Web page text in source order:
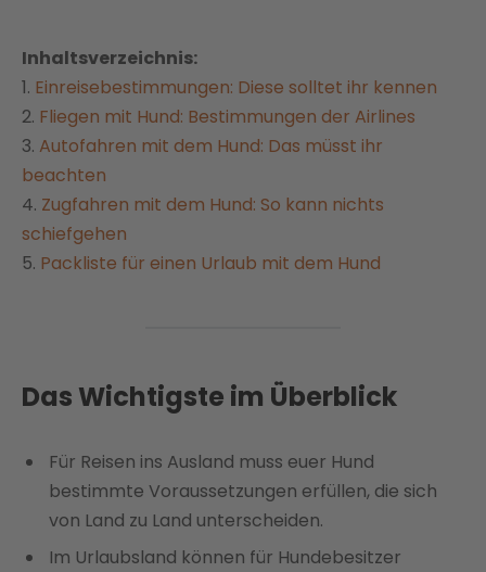
Inhaltsverzeichnis:
1. Einreisebestimmungen: Diese solltet ihr kennen
2. Fliegen mit Hund: Bestimmungen der Airlines
3. Autofahren mit dem Hund: Das müsst ihr
beachten
4. Zugfahren mit dem Hund: So kann nichts
schiefgehen
5. Packliste für einen Urlaub mit dem Hund
Das Wichtigste im Überblick
Für Reisen ins Ausland muss euer Hund
bestimmte Voraussetzungen erfüllen, die sich
von Land zu Land unterscheiden.
Im Urlaubsland können für Hundebesitzer